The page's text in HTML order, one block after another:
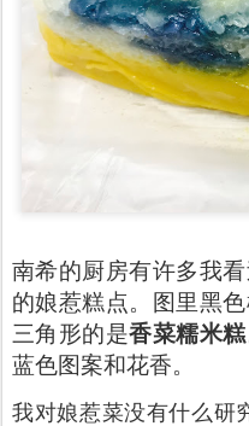
南希的厨房有许多我
的娘惹糕点。图里黑
三角形的是香菜糯米糕
蓝色图案和花香。
我对娘惹菜没有什么研